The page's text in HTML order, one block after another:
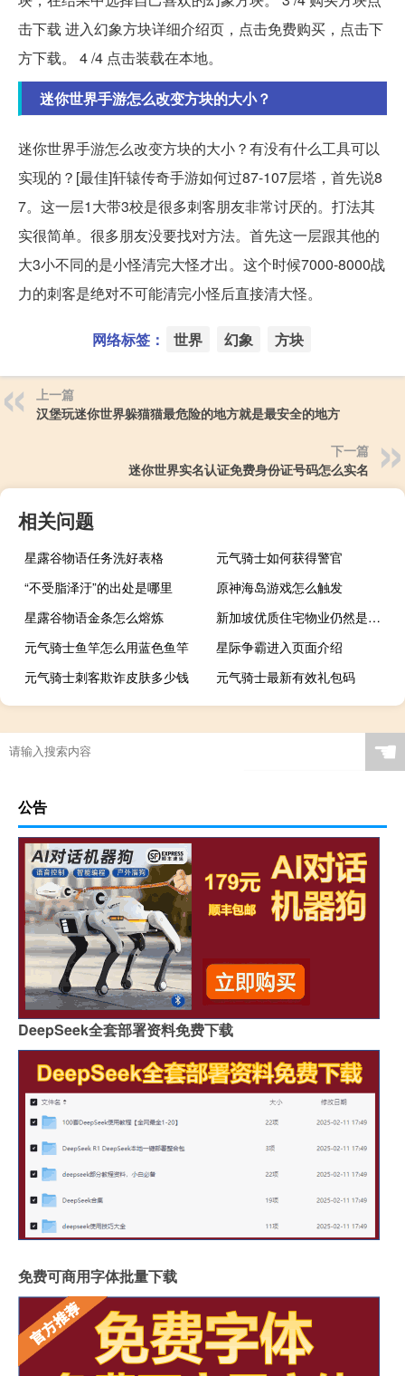
击下载 进入幻象方块详细介绍页，点击免费购买，点击下
方下载。 4 /4 点击装载在本地。
迷你世界手游怎么改变方块的大小？
迷你世界手游怎么改变方块的大小？有没有什么工具可以
实现的？[最佳]轩辕传奇手游如何过87-107层塔，首先说8
7。这一层1大带3校是很多刺客朋友非常讨厌的。打法其
实很简单。很多朋友没要找对方法。首先这一层跟其他的
大3小不同的是小怪清完大怪才出。这个时候7000-8000战
力的刺客是绝对不可能清完小怪后直接清大怪。
网络标签： 世界 幻象 方块
上一篇
汉堡玩迷你世界躲猫猫最危险的地方就是最安全的地方
下一篇
迷你世界实名认证免费身份证号码怎么实名
相关问题
星露谷物语任务洗好表格
元气骑士如何获得警官
“不受脂泽汙”的出处是哪里
原神海岛游戏怎么触发
星露谷物语金条怎么熔炼
新加坡优质住宅物业仍然是世界上最昂贵的物业
元气骑士鱼竿怎么用蓝色鱼竿
星际争霸进入页面介绍
元气骑士刺客欺诈皮肤多少钱
元气骑士最新有效礼包码
☚
公告
DeepSeek全套部署资料免费下载
免费可商用字体批量下载